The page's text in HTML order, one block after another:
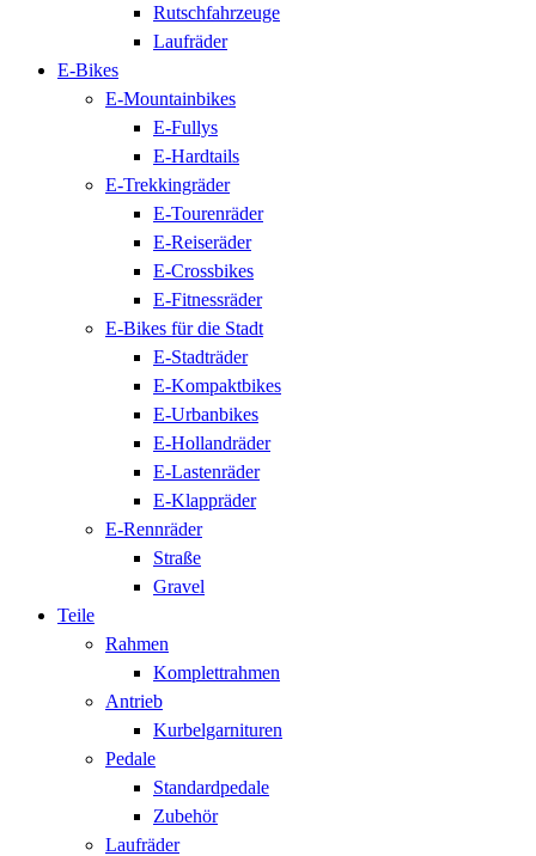
Rutschfahrzeuge
Laufräder
E-Bikes
E-Mountainbikes
E-Fullys
E-Hardtails
E-Trekkingräder
E-Tourenräder
E-Reiseräder
E-Crossbikes
E-Fitnessräder
E-Bikes für die Stadt
E-Stadträder
E-Kompaktbikes
E-Urbanbikes
E-Hollandräder
E-Lastenräder
E-Klappräder
E-Rennräder
Straße
Gravel
Teile
Rahmen
Komplettrahmen
Antrieb
Kurbelgarnituren
Pedale
Standardpedale
Zubehör
Laufräder